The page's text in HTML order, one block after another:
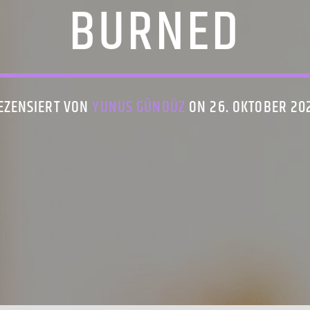
BURNED
VONYUNUS GÜNDÜZ ON 26. OKTOBER